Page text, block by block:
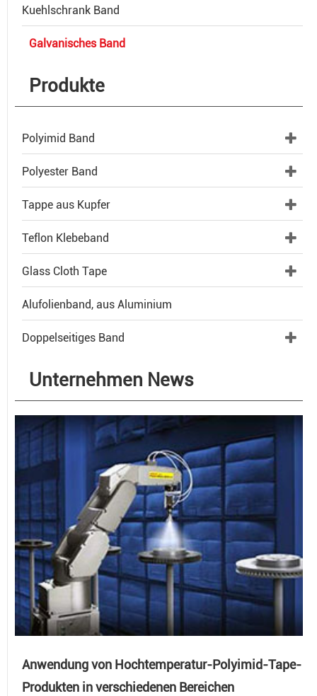
Kuehlschrank Band
Galvanisches Band
Produkte
Polyimid Band
Polyester Band
Tappe aus Kupfer
Teflon Klebeband
Glass Cloth Tape
Alufolienband, aus Aluminium
Doppelseitiges Band
Unternehmen News
Anwendung von Hochtemperatur-Polyimid-Tape-
Produkten in verschiedenen Bereichen